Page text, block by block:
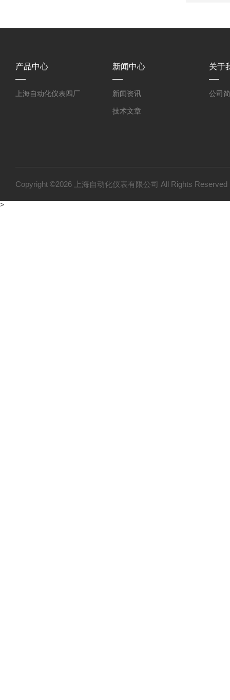
产品中心
上海自动化仪表四厂
新闻中心
新闻资讯
技术文章
关于
公司
Copyright ©2026 上海自动化仪表有限公司 All Rights
>